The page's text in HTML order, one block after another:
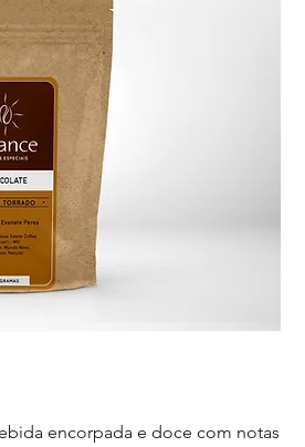
encorpada e doce com notas